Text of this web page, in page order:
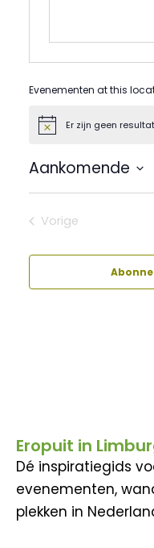
Evenementen at this
BerichtEr zijn geen
Aankomende
datum.
Vorige
Eropuit in
Dé inspiratiegids
evenementen,
plekken in